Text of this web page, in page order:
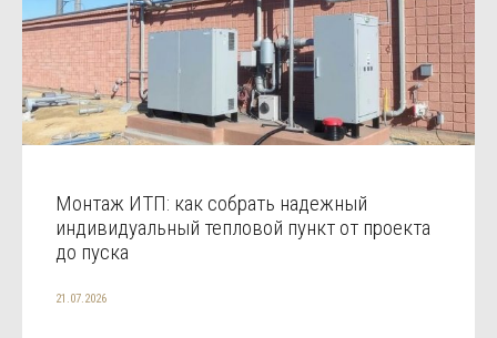
Монтаж ИТП: как собрать надежный
индивидуальный тепловой пункт от проекта
до пуска
21.07.2026